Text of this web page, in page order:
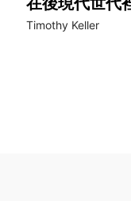
Timothy Keller